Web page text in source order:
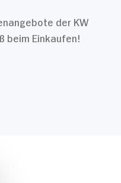
der KW
beim Einkaufen!